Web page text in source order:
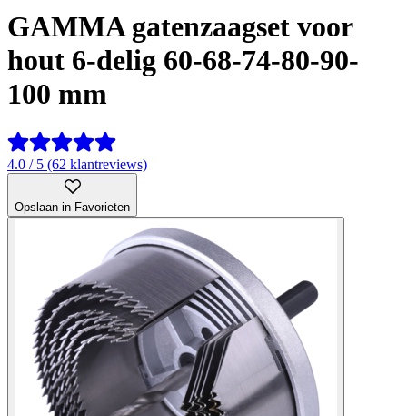
GAMMA gatenzaagset voor
hout 6-delig 60-68-74-80-90-
100 mm
4.0 / 5 (62 klantreviews)
Opslaan in Favorieten